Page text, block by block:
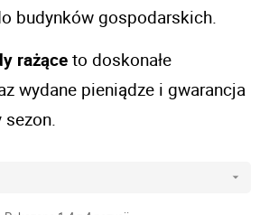
budynków gospodarskich.
rażące to doskonałe
wydane pieniądze i gwarancja
